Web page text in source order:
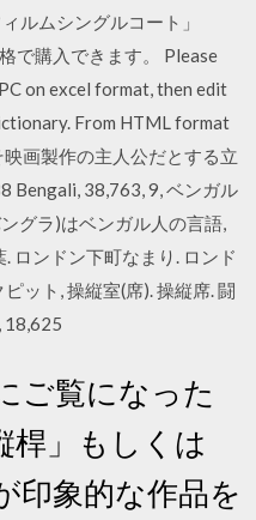
ルムシングルコート」
で購入できます。 Please
on excel format, then edit
From HTML format
画製作の主人公だとする立
Bengali, 38,763, 9, ベンガル
ングラ)はベンガル人の言語,
ロンドン下町なまり. ロンド
ット, 操縦室(席). 操縦席. 闘
18,625
ご覧になった
桿」もしくは
印象的な作品を